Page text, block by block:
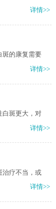
详情>>
斑的康复需要
详情>>
白斑更大，对
详情>>
治疗不当，或
详情>>